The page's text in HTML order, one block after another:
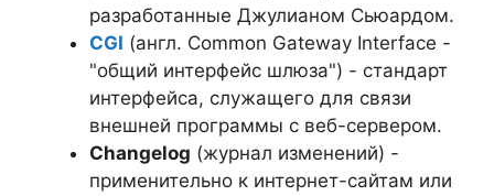
разработанные Джулианом Сьюардом.
CGI (англ. Common Gateway Interface -
"общий интерфейс шлюза") - стандарт
интерфейса, служащего для связи
внешней программы с веб-сервером.
Changelog (журнал изменений) -
применительно к интернет-сайтам или